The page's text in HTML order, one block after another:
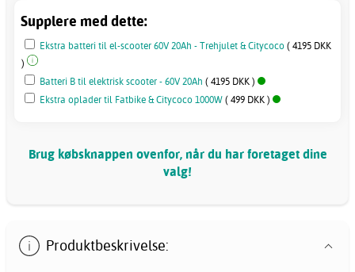
Supplere med dette:
Ekstra batteri til el-scooter 60V 20Ah - Trehjulet & Citycoco ( 4195 DKK
)
Batteri B til elektrisk scooter - 60V 20Ah ( 4195 DKK )
Ekstra oplader til Fatbike & Citycoco 1000W ( 499 DKK )
Brug købsknappen ovenfor, når du har foretaget dine
valg!
Produktbeskrivelse: